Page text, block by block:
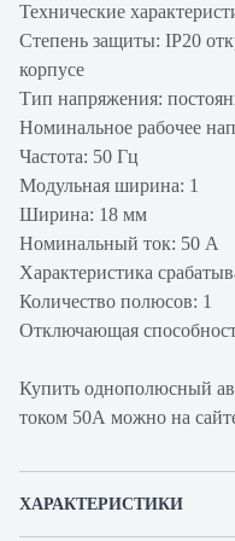
Технические
Степень защиты: IP20
корпусе
Тип напряжения:
Номинальное рабочее
Частота: 50 Гц
Модульная ширина: 1
Ширина: 18 мм
Номинальный ток: 50 А
Характеристика
Количество полюсов: 1
Отключающая
Купить однополюсный
током 50А можно на
ХАРАКТЕРИСТИКИ